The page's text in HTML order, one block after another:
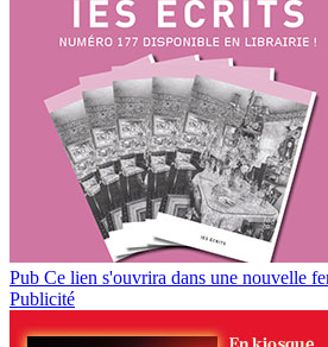
Pub Ce lien s'ouvrira dans une nouvelle
Publicité